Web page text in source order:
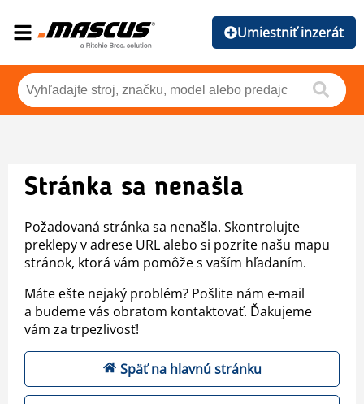
Umiestniť inzerát
Stránka sa nenašla
Požadovaná stránka sa nenašla. Skontrolujte
preklepy v adrese URL alebo si pozrite našu mapu
stránok, ktorá vám pomôže s vaším hľadaním.
Máte ešte nejaký problém? Pošlite nám e-mail
a budeme vás obratom kontaktovať. Ďakujeme
vám za trpezlivosť!
Späť na hlavnú stránku